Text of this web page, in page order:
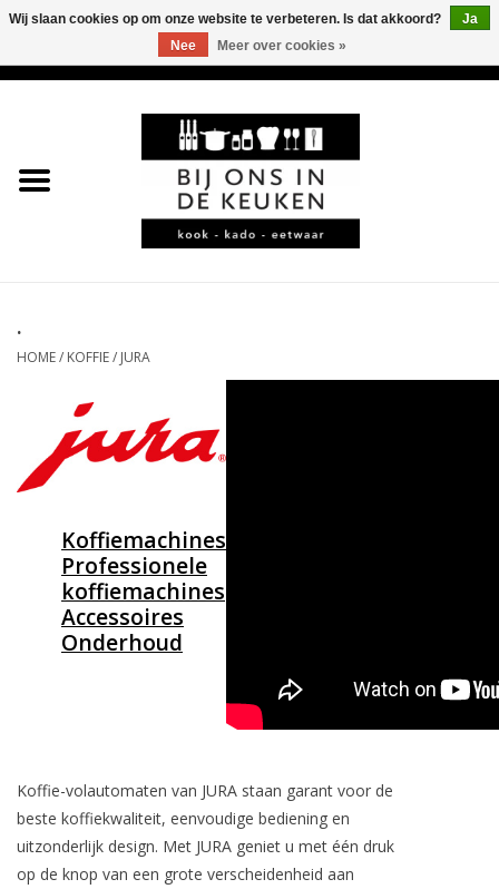
LEKKER
KOFFIE
*KADO*
Koken & Bakken
Messenslijpen
.
HOME/ KOFFIE/ JURA
Koffiemachines
Professionele
koffiemachines
Accessoires
Onderhoud
Koffie-volautomaten van JURA staan garant voor de
beste koffiekwaliteit, eenvoudige bediening en
uitzonderlijk design. Met JURA geniet u met één druk
op de knop van een grote verscheidenheid aan
Wij slaan cookies op om onze website te verbeteren. Is dat akkoord?
Ja
Nee
Meer over cookies »